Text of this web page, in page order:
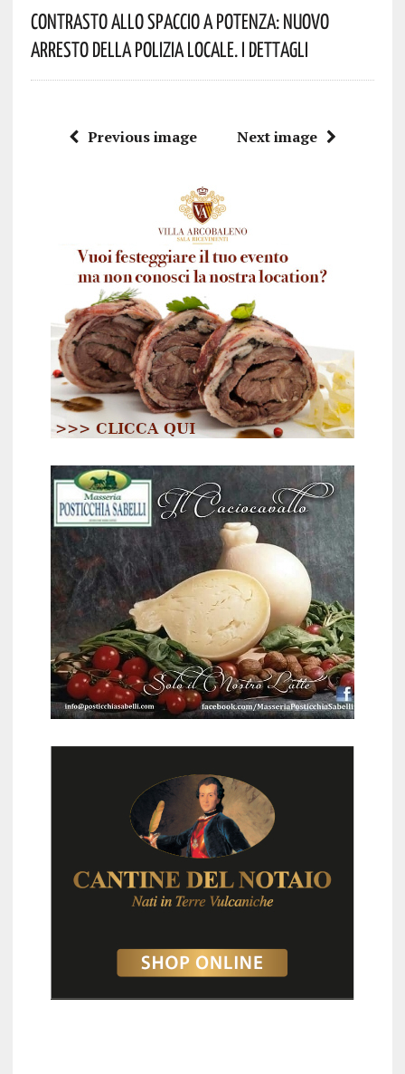
Contrasto Allo Spaccio A Potenza: Nuovo
Arresto Della Polizia Locale. I Dettagli
Previous image Next image